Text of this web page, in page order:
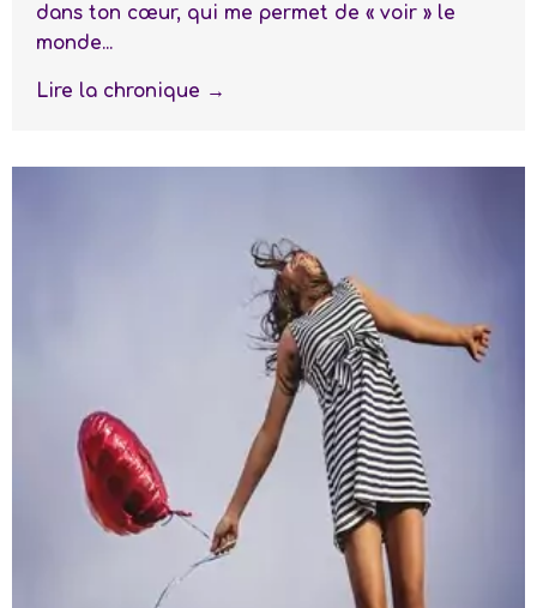
dans ton cœur, qui me permet de « voir » le
monde...
Lire la chronique →